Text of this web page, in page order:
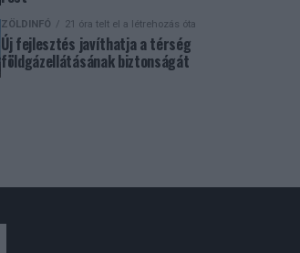
ZÖLDINFÓ 21 óra telt el a létrehozás óta
Új fejlesztés javíthatja a térség
földgázellátásának biztonságát